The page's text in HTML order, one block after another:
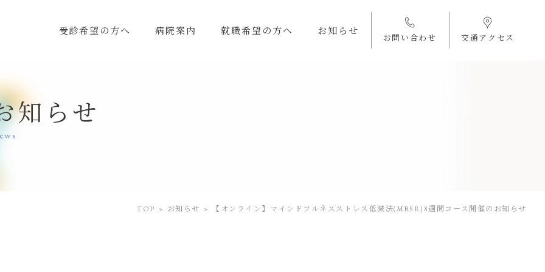
受診希望の方へ 病院案内 就職希望の方へ お知らせ
お問い合わせ 交通アクセス
知らせ
TOP お知らせ 【オンライン】マインドフルネスストレス低減法(MBSR)8週間コース開催のお知らせ